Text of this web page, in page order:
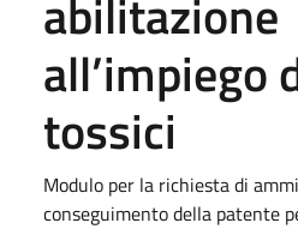
abilitazione
all’impiego
tossici
Modulo per la richiesta di
conseguimento della patente